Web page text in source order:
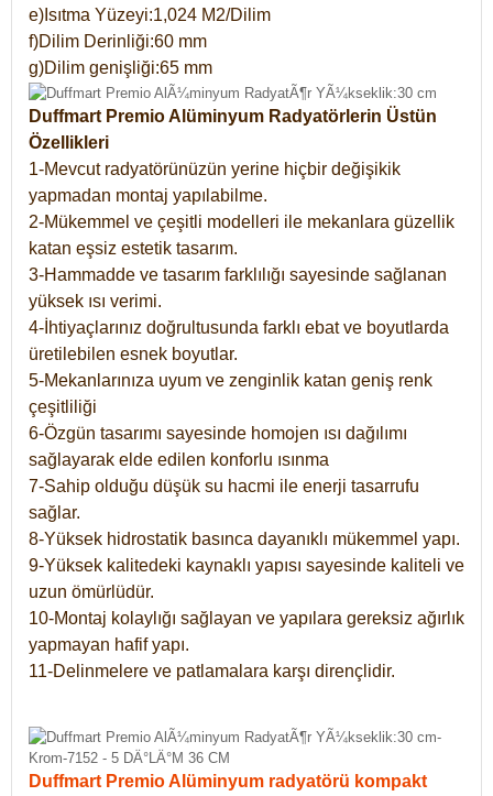
e)Isıtma Yüzeyi:1,024 M2/Dilim
f)Dilim Derinliği:60 mm
g)Dilim genişliği:65 mm
Duffmart Premio Alüminyum Radyatörlerin Üstün
Özellikleri
1-Mevcut radyatörünüzün yerine hiçbir değişikik
yapmadan montaj yapılabilme.
2-Mükemmel ve çeşitli modelleri ile mekanlara güzellik
katan eşsiz estetik tasarım.
3-Hammadde ve tasarım farklılığı sayesinde sağlanan
yüksek ısı verimi.
4-İhtiyaçlarınız doğrultusunda farklı ebat ve boyutlarda
üretilebilen esnek boyutlar.
5-Mekanlarınıza uyum ve zenginlik katan geniş renk
çeşitliliği
6-Özgün tasarımı sayesinde homojen ısı dağılımı
sağlayarak elde edilen konforlu ısınma
7-Sahip olduğu düşük su hacmi ile enerji tasarrufu
sağlar.
8-Yüksek hidrostatik basınca dayanıklı mükemmel yapı.
9-Yüksek kalitedeki kaynaklı yapısı sayesinde kaliteli ve
uzun ömürlüdür.
10-Montaj kolaylığı sağlayan ve yapılara gereksiz ağırlık
yapmayan hafif yapı.
11-Delinmelere ve patlamalara karşı dirençlidir.
Duffmart Premio Alüminyum radyatörü kompakt